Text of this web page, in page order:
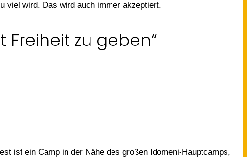
viel wird. Das wird auch immer akzeptiert.
zu geben“
ist ein Camp in der Nähe des großen Idomeni-Hauptcamps,